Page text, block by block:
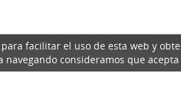
facilitar el uso de esta web y
navegando consideramos que acepta